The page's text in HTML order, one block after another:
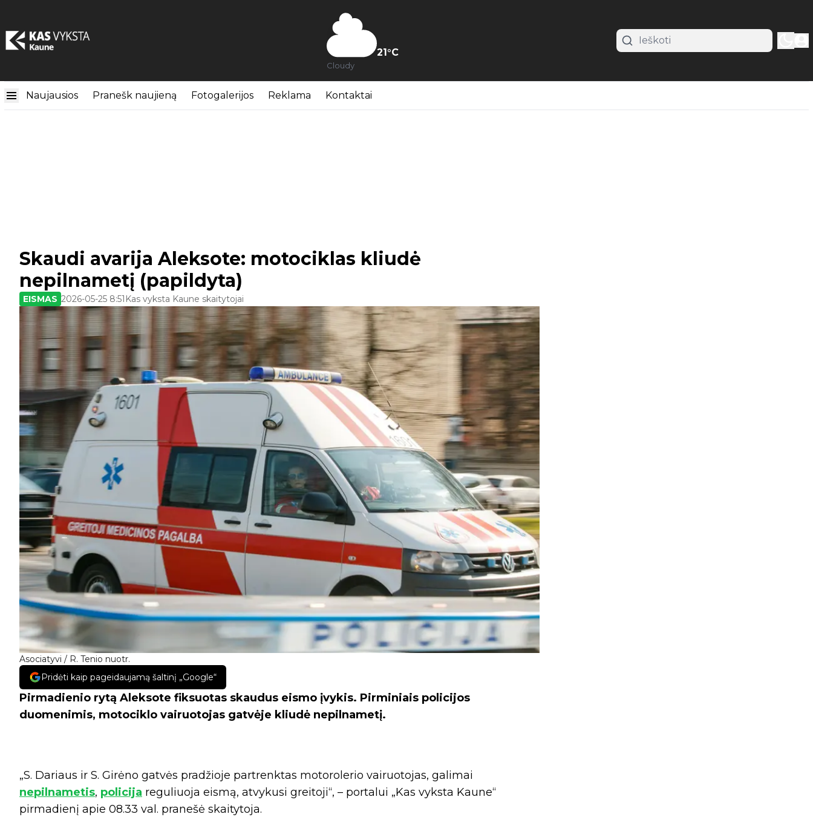
21°C
Cloudy
Naujausios Pranešk naujieną Fotogalerijos Reklama Kontaktai
Asociatyvi / R. Tenio nuotr.
Skaudi avarija Aleksote: motociklas kliudė
nepilnametį (papildyta)
EISMAS 2026-05-25 8:51 Kas vyksta Kaune skaitytojai
Pridėti kaip pageidaujamą šaltinį „Google“
Pirmadienio rytą Aleksote fiksuotas skaudus eismo įvykis. Pirminiais policijos
duomenimis, motociklo vairuotojas gatvėje kliudė nepilnametį.
„S. Dariaus ir S. Girėno gatvės pradžioje partrenktas motorolerio vairuotojas, galimai
nepilnametis, policija reguliuoja eismą, atvykusi greitoji“, – portalui „Kas vyksta Kaune“
pirmadienį apie 08.33 val. pranešė skaitytoja.